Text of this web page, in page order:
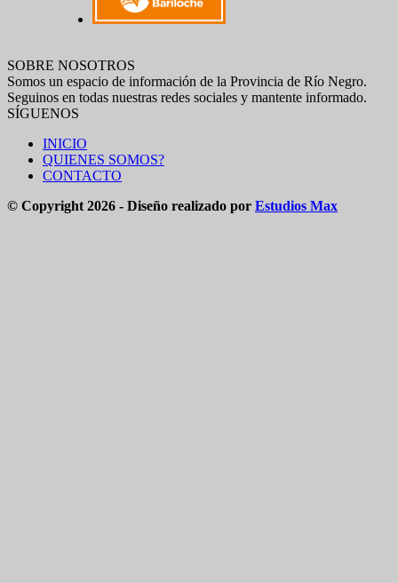
SOBRE NOSOTROS
Somos un espacio de información de la Provincia de Río Negro.
Seguinos en todas nuestras redes sociales y mantente informado.
SÍGUENOS
INICIO
QUIENES SOMOS?
CONTACTO
© Copyright 2026 - Diseño realizado por Estudios Max